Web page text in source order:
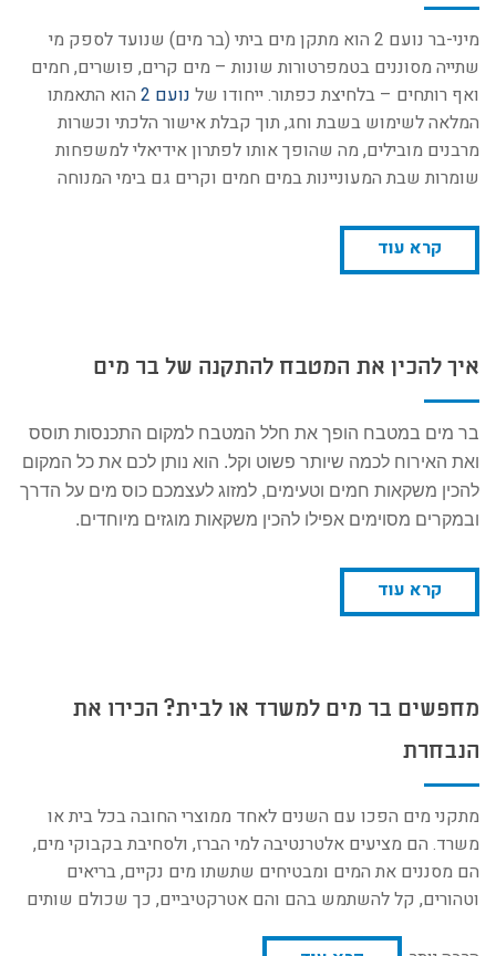
מיני-בר נועם 2 הוא מתקן מים ביתי (בר מים) שנועד לספק מי
שתייה מסוננים בטמפרטורות שונות – מים קרים, פושרים, חמים
ואף רותחים – בלחיצת כפתור​. ייחודו של נועם 2
הוא התאמתו
המלאה לשימוש בשבת וחג, תוך קבלת אישור הלכתי וכשרות
מרבנים מובילים, מה שהופך אותו לפתרון אידיאלי למשפחות
שומרות שבת המעוניינות במים חמים וקרים גם בימי המנוחה​
קרא עוד
איך להכין את המטבח להתקנה של בר מים
בר מים במטבח הופך את חלל המטבח למקום התכנסות תוסס
ואת האירוח לכמה שיותר פשוט וקל. הוא נותן לכם את כל המקום
להכין משקאות חמים וטעימים, למזוג לעצמכם כוס מים על הדרך
ובמקרים מסוימים אפילו להכין משקאות מוגזים מיוחדים.
קרא עוד
מחפשים בר מים למשרד או לבית? הכירו את
הנבחרת
מתקני מים הפכו עם השנים לאחד ממוצרי החובה בכל בית או
משרד. הם מציעים אלטרנטיבה למי הברז, ולסחיבת בקבוקי מים,
הם מסננים את המים ומבטיחים שתשתו מים נקיים, בריאים
וטהורים, קל להשתמש בהם והם אטרקטיביים, כך שכולם שותים